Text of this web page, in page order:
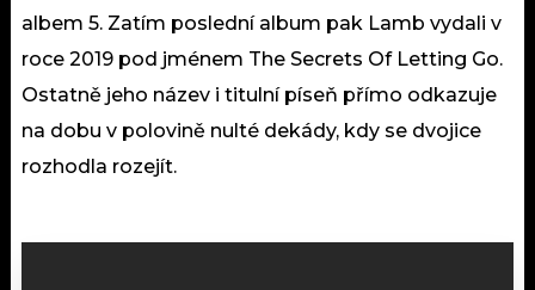
albem 5. Zatím poslední album pak Lamb vydali v
roce 2019 pod jménem The Secrets Of Letting Go.
Ostatně jeho název i titulní píseň přímo odkazuje
na dobu v polovině nulté dekády, kdy se dvojice
rozhodla rozejít.